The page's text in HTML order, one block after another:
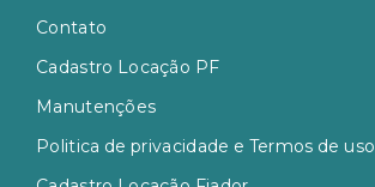
Contato
Cadastro Locação PF
Manutenções
Politica de privacidade e Termos de uso